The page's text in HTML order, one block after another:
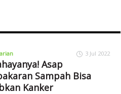
3 Jul 2022
Asap
Sampah Bisa
Kanker